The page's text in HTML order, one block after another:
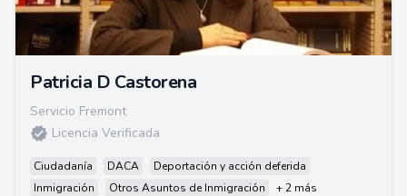
Patricia D Castorena
Servicio Fremont
Licencia Verificada
Ciudadanía DACA
Deportación y acción deferida
Inmigración
Otros Asuntos de Inmigración + 2 más